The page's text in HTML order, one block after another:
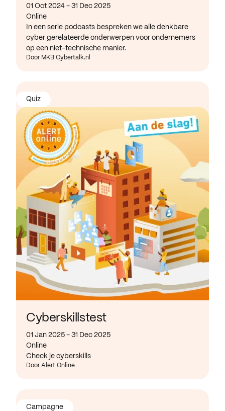
01 Oct 2024 - 31 Dec 2025
Online
In een serie podcasts bespreken we alle denkbare
cyber gerelateerde onderwerpen voor ondernemers
op een niet-technische manier.
Door MKB Cybertalk.nl
Cyberskillstest
01 Jan 2025 - 31 Dec 2025
Online
Check je cyberskills
Door Alert Online
Quiz
Campagne